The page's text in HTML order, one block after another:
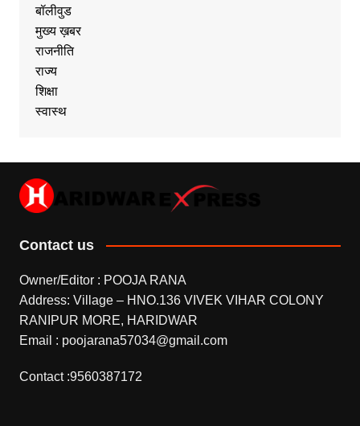
बॉलीवुड
मुख्य ख़बर
राजनीति
राज्य
शिक्षा
स्वास्थ
Contact us
Owner/Editor : POOJA RANA
Address: Village – HNO.136 VIVEK VIHAR COLONY
RANIPUR MORE, HARIDWAR
Email : poojarana57034@gmail.com
Contact :9560387172